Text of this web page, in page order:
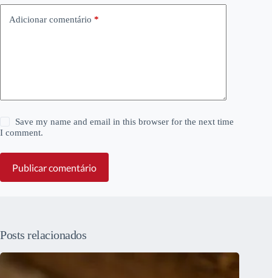
Adicionar comentário *
Save my name and email in this browser for the next time
I comment.
Publicar comentário
Posts relacionados